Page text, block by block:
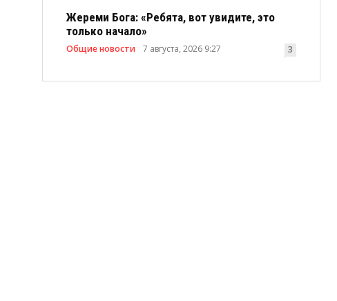
Жереми Бога: «Ребята, вот увидите, это
только начало»
Общие новости 7 августа, 2026 9:27 3